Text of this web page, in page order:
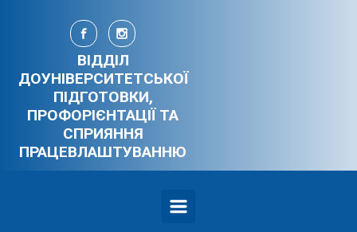
Skip to main content
ВІДДІЛ
ДОУНІВЕРСИТЕТСЬКОЇ
ПІДГОТОВКИ,
ПРОФОРІЄНТАЦІЇ ТА
СПРИЯННЯ
ПРАЦЕВЛАШТУВАННЮ